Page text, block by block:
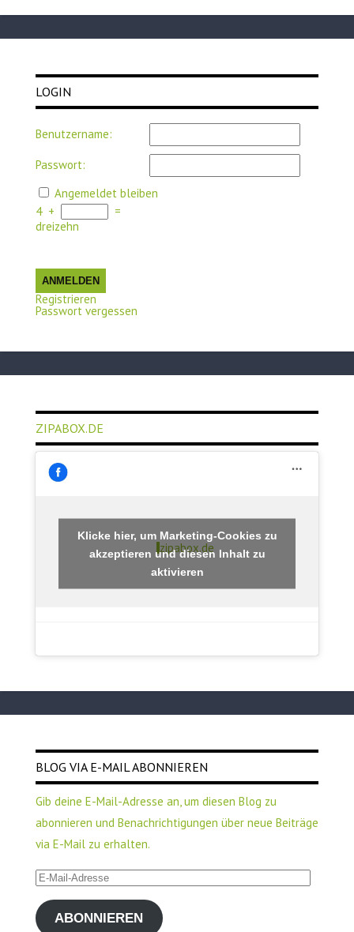
LOGIN
Benutzername:
Passwort:
Angemeldet bleiben
4 +
=
dreizehn
ANMELDEN
Registrieren
Passwort vergessen
ZIPABOX.DE
zipabox.de
Klicke hier, um Marketing-Cookies zu
akzeptieren und diesen Inhalt zu
aktivieren
BLOG VIA E-MAIL ABONNIEREN
Gib deine E-Mail-Adresse an, um diesen Blog zu
abonnieren und Benachrichtigungen über neue Beiträge
via E-Mail zu erhalten.
E-
Mail-
AdresseABONNIEREN